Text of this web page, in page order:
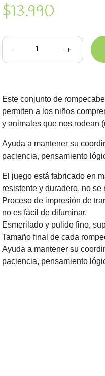
$13.990
- +
Este conjunto de
permiten a los niños
y animales que nos rodean
Ayuda a mantener su
paciencia, pensamiento
El juego está fabricado en
resistente y duradero, no se
Proceso de impresión de
no es fácil de difuminar.
Esmerilado y pulido fino,
Tamaño final de cada
Ayuda a mantener su
paciencia, pensamiento